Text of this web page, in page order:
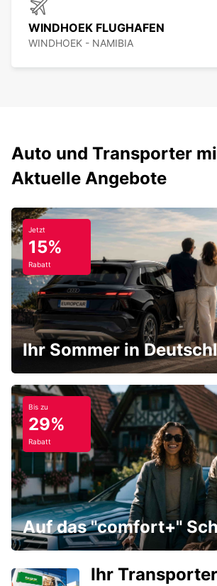
WINDHOEK FLUGHAFEN
WINDHOEK - NAMIBIA
Auto und Transporter
Aktuelle Angebote
Jetzt
15%
Rabatt
Ihr Sommer in
Bis zu
29%
Rabatt
Auf das "comfort+"
Ihr